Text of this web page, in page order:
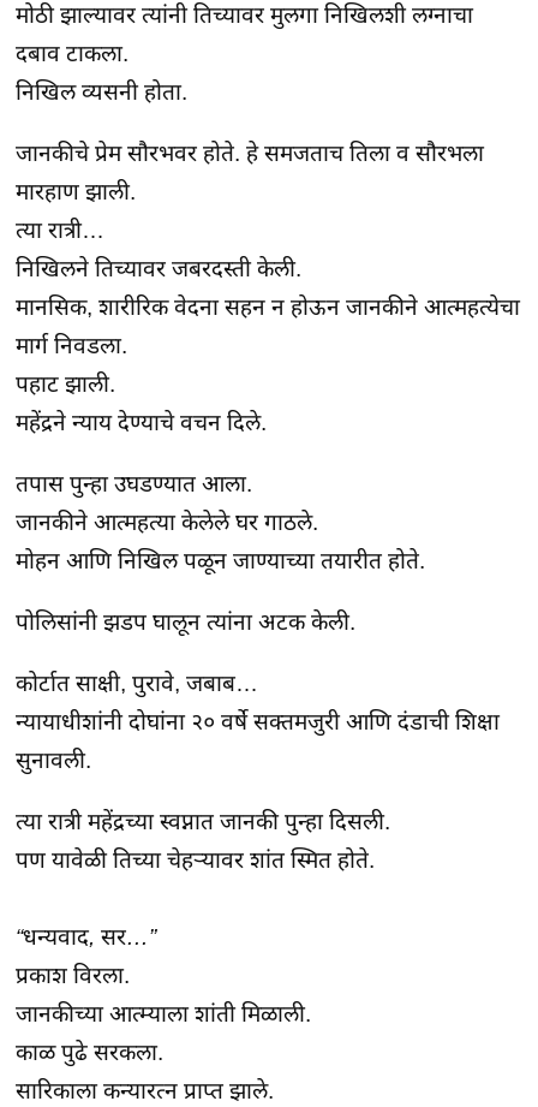
मोठी झाल्यावर त्यांनी तिच्यावर मुलगा निखिलशी लग्नाचा
दबाव टाकला.
निखिल व्यसनी होता.
जानकीचे प्रेम सौरभवर होते. हे समजताच तिला व सौरभला
मारहाण झाली.
त्या रात्री…
निखिलने तिच्यावर जबरदस्ती केली.
मानसिक, शारीरिक वेदना सहन न होऊन जानकीने आत्महत्येचा
मार्ग निवडला.
पहाट झाली.
महेंद्रने न्याय देण्याचे वचन दिले.
तपास पुन्हा उघडण्यात आला.
जानकीने आत्महत्या केलेले घर गाठले.
मोहन आणि निखिल पळून जाण्याच्या तयारीत होते.
पोलिसांनी झडप घालून त्यांना अटक केली.
कोर्टात साक्षी, पुरावे, जबाब…
न्यायाधीशांनी दोघांना २० वर्षे सक्तमजुरी आणि दंडाची शिक्षा
सुनावली.
त्या रात्री महेंद्रच्या स्वप्नात जानकी पुन्हा दिसली.
पण यावेळी तिच्या चेहऱ्यावर शांत स्मित होते.
“धन्यवाद, सर…”
प्रकाश विरला.
जानकीच्या आत्म्याला शांती मिळाली.
काळ पुढे सरकला.
सारिकाला कन्यारत्न प्राप्त झाले.